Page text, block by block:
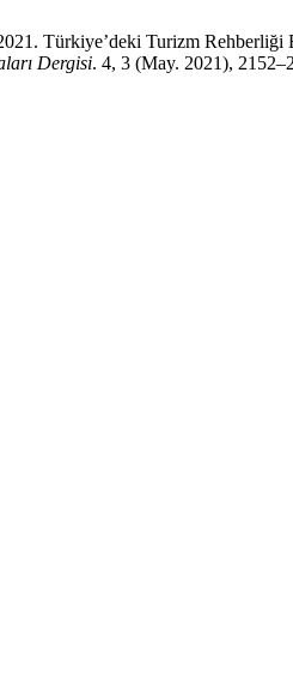
Türkiye’deki Turizm Rehberliği
Dergisi. 4, 3 (May. 2021),